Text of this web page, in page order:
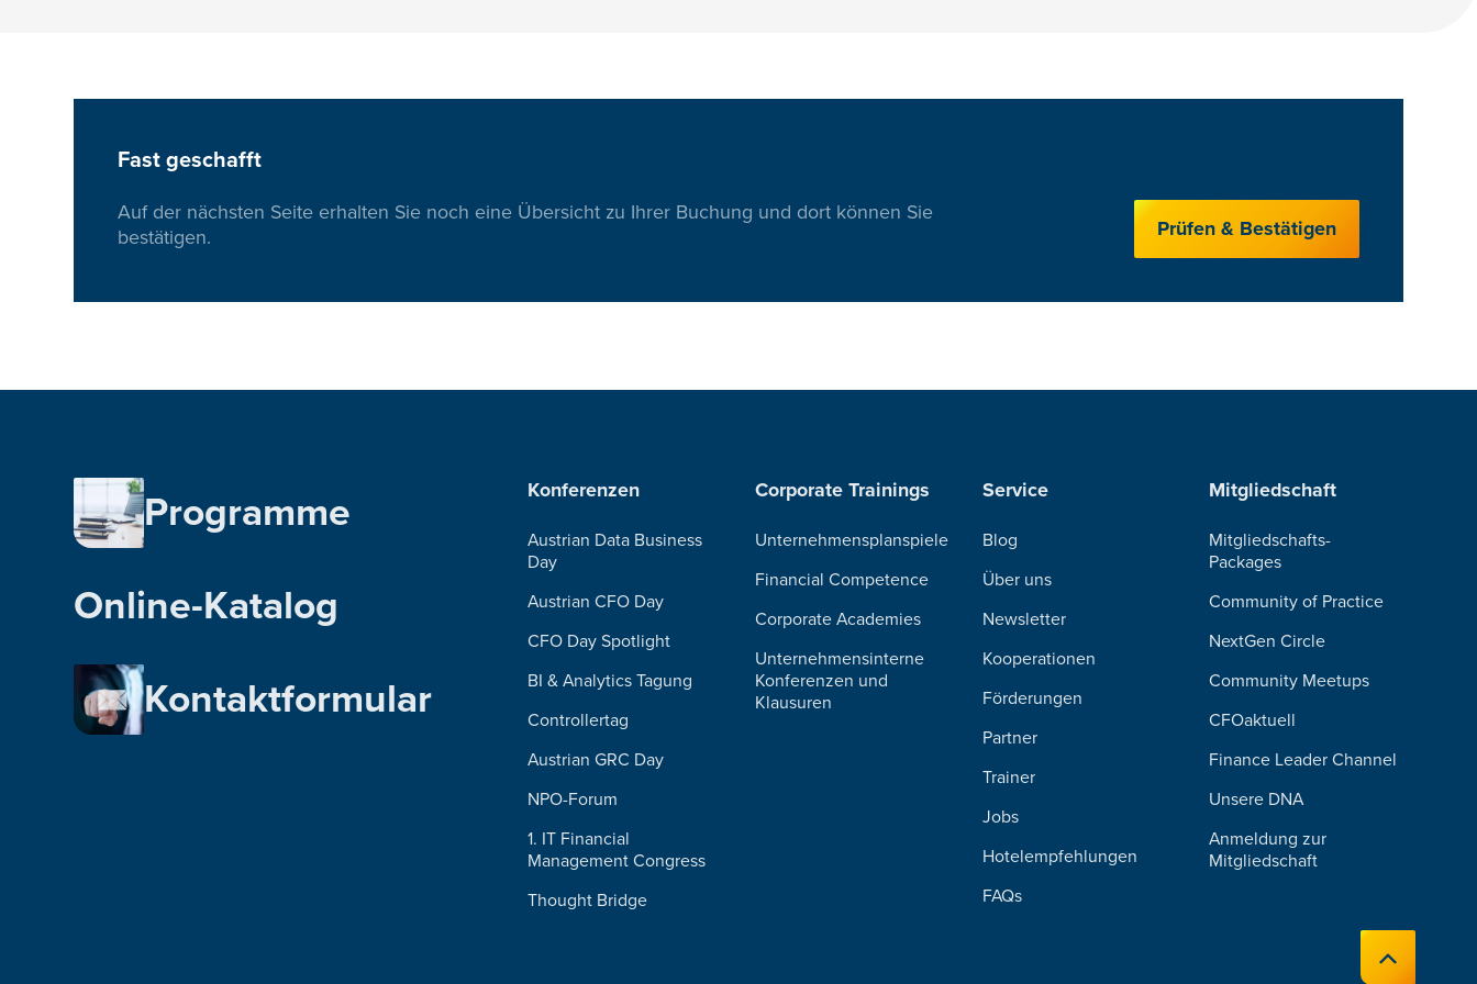
Fast geschafft
Auf der nächsten Seite erhalten Sie noch eine Übersicht zu Ihrer Buchung und dort können Sie
bestätigen.
Prüfen & Bestätigen
Programme
Online-Katalog
Kontaktformular
Konferenzen
Austrian Data Business
Day
Austrian CFO Day
CFO Day Spotlight
BI & Analytics Tagung
Controllertag
Austrian GRC Day
NPO-Forum
1. IT Financial
Management Congress
Thought Bridge
Corporate Trainings
Unternehmensplanspiele
Financial Competence
Corporate Academies
Unternehmensinterne
Konferenzen und
Klausuren
Service
Blog
Über uns
Newsletter
Kooperationen
Förderungen
Partner
Trainer
Jobs
Hotelempfehlungen
FAQs
Mitgliedschaft
Mitgliedschafts-
Packages
Community of Practice
NextGen Circle
Community Meetups
CFOaktuell
Finance Leader Channel
Unsere DNA
Anmeldung zur
Mitgliedschaft